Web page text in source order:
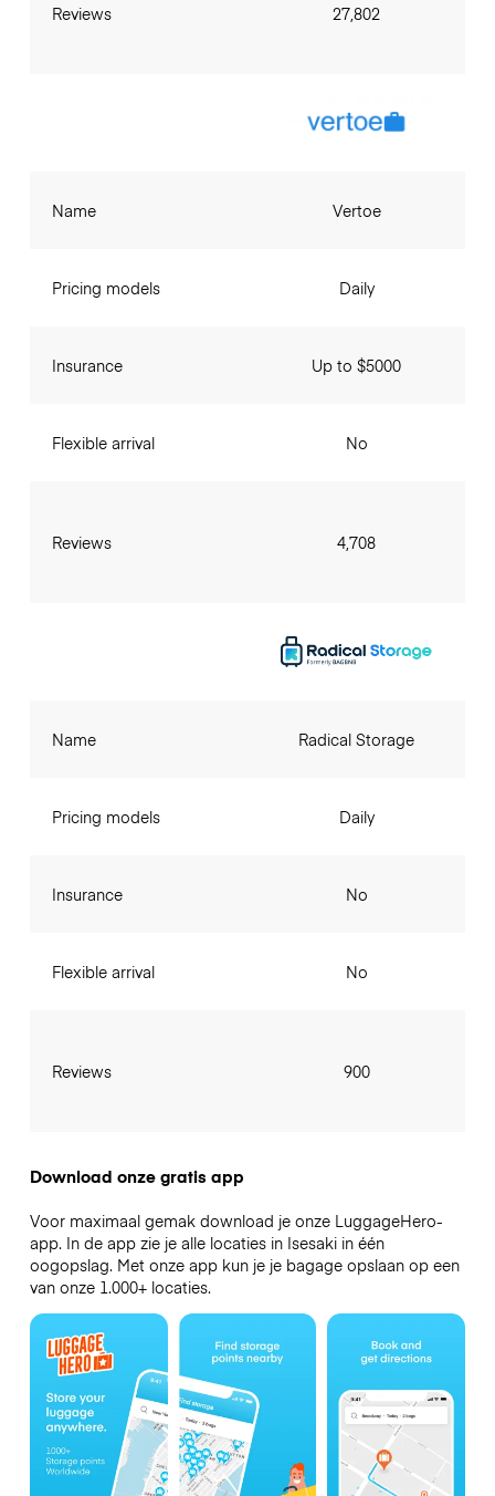
Reviews 27,802
Name
Pricing models
Insurance
Flexible arrival
Reviews
Vertoe
Daily
Up to $5000
No
4,708
Name
Pricing models
Insurance
Flexible arrival
Reviews
Radical Storage
Daily
No
No
900
Download onze gratis app
Voor maximaal gemak download je onze LuggageHero-
app. In de app zie je alle locaties in Isesaki in één
oogopslag. Met onze app kun je je bagage opslaan op een
van onze 1.000+ locaties.